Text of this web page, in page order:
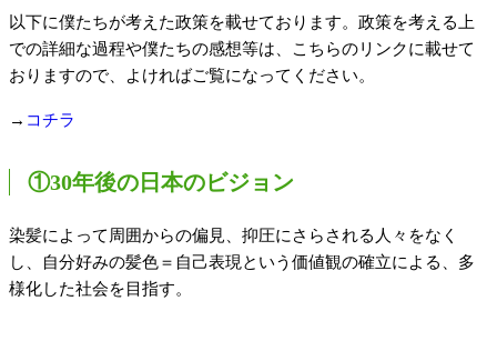
以下に僕たちが考えた政策を載せております。政策を考える上
での詳細な過程や僕たちの感想等は、こちらのリンクに載せて
おりますので、よければご覧になってください。
→ コチラ
①30年後の日本のビジョン
染髪によって周囲からの偏見、抑圧にさらされる人々をなく
し、自分好みの髪色＝自己表現という価値観の確立による、多
様化した社会を目指す。